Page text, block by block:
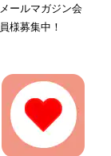
メールマガジン会
員様募集中！